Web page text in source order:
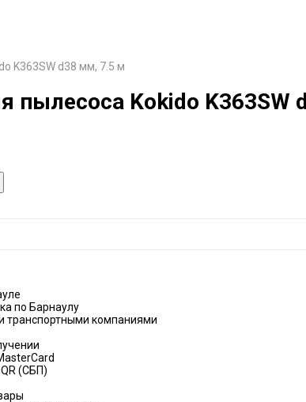
K363SW d38 мм, 7.5 м
пылесоса Kokido K363SW
по Барнаулу
транспортными компаниями
(СБП)